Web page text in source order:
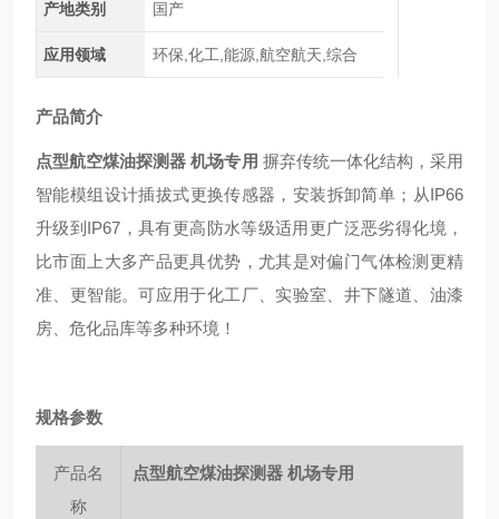
产地类别 国产
应用领域 环保,化工,能源,航空航天,综合
产品简介
点型航空煤油探测器 机场专用 摒弃传统一体化结构，采用
智能模组设计插拔式更换传感器，安装拆卸简单；从IP66
升级到IP67，具有更高防水等级适用更广泛恶劣得化境，
比市面上大多产品更具优势，尤其是对偏门气体检测更精
准、更智能。可应用于化工厂、实验室、井下隧道、油漆
房、危化品库等多种环境！
规格参数
产品名
称
点型航空煤油探测器 机场专用